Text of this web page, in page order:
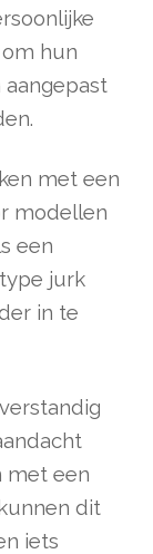
hun
met een
modellen
een
jurk
in te
met een
dit
iets